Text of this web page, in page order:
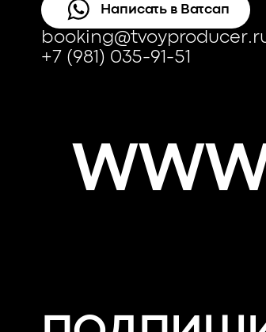
Написать в Ватсап
+7 (981) 035-91-51